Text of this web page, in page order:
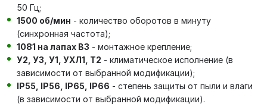
50 Гц;
1500 об/мин - количество оборотов в минуту
(синхронная частота);
1081 на лапах В3 - монтажное крепление;
У2, У3, У1, УХЛ1, Т2 - климатическое исполнение (в
зависимости от выбранной модификации);
IP55, IP56, IP65, IP66 - степень защиты от пыли и влаги
(в зависимости от выбранной модификации).